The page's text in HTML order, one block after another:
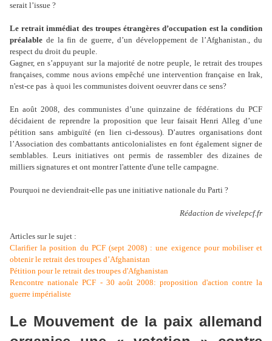
serait l’issue ?
Le retrait immédiat des troupes étrangères d’occupation est la condition
préalable de la fin de guerre, d’un développement de l’Afghanistan., du
respect du droit du peuple.
Gagner, en s’appuyant sur la majorité de notre peuple, le retrait des troupes
françaises, comme nous avions empêché une intervention française en Irak,
n'est-ce pas à quoi les communistes doivent oeuvrer dans ce sens?
En août 2008, des communistes d’une quinzaine de fédérations du PCF
décidaient de reprendre la proposition que leur faisait Henri Alleg d’une
pétition sans ambiguïté (en lien ci-dessous). D’autres organisations dont
l’Association des combattants anticolonialistes en font également signer de
semblables. Leurs initiatives ont permis de rassembler des dizaines de
milliers signatures et ont montrer l'attente d'une telle campagne.
Pourquoi ne deviendrait-elle pas une initiative nationale du Parti ?
Rédaction de vivelepcf.fr
Articles sur le sujet :
Clarifier la position du PCF (sept 2008) : une exigence pour mobiliser et
obtenir le retrait des troupes d’Afghanistan
Pétition pour le retrait des troupes d'Afghanistan
Rencontre nationale PCF - 30 août 2008: proposition d'action contre la
guerre impérialiste
Le Mouvement de la paix allemand